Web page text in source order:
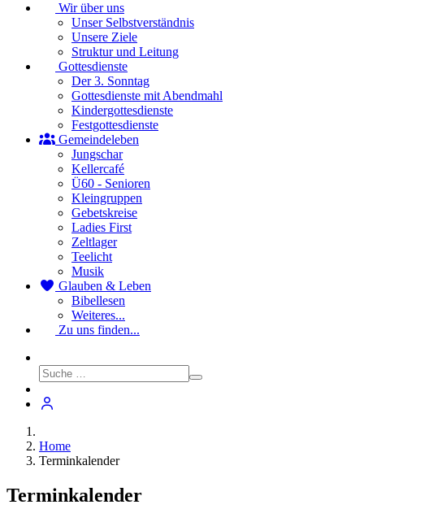
Wir über uns
Unser Selbstverständnis
Unsere Ziele
Struktur und Leitung
Gottesdienste
Der 3. Sonntag
Gottesdienste mit Abendmahl
Kindergottesdienste
Festgottesdienste
Gemeindeleben
Jungschar
Kellercafé
Ü60 - Senioren
Kleingruppen
Gebetskreise
Ladies First
Zeltlager
Teelicht
Musik
Glauben & Leben
Bibellesen
Weiteres...
Zu uns finden...
Home
Terminkalender
Terminkalender